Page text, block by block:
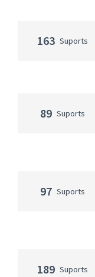
163 Suports
89 Suports
97 Suports
189 Suports